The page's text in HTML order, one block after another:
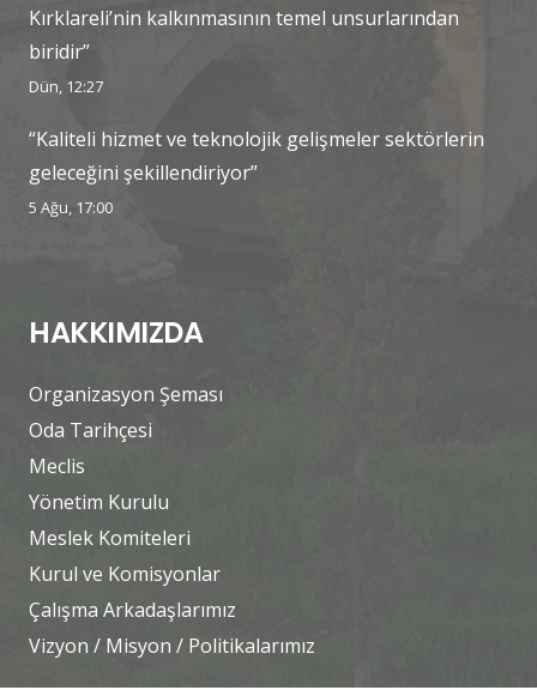
Kırklareli’nin kalkınmasının temel unsurlarından
biridir”
Dün, 12:27
“Kaliteli hizmet ve teknolojik gelişmeler sektörlerin
geleceğini şekillendiriyor”
5 Ağu, 17:00
HAKKIMIZDA
Organizasyon Şeması
Oda Tarihçesi
Meclis
Yönetim Kurulu
Meslek Komiteleri
Kurul ve Komisyonlar
Çalışma Arkadaşlarımız
Vizyon / Misyon / Politikalarımız